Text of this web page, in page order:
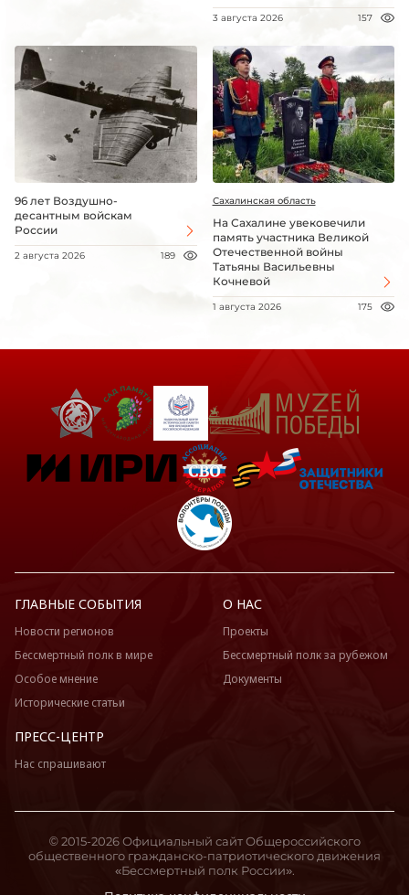
3 августа 2026 157
96 лет Воздушно-
десантным войскам
России
2 августа 2026 189
Сахалинская область
На Сахалине увековечили
память участника Великой
Отечественной войны
Татьяны Васильевны
Кочневой
1 августа 2026 175
ГЛАВНЫЕ СОБЫТИЯ
Новости регионов
Бессмертный полк в мире
Особое мнение
Исторические статьи
О НАС
Проекты
Бессмертный полк за рубежом
Документы
ПРЕСС-ЦЕНТР
Нас спрашивают
© 2015-2026 Официальный сайт Общероссийского
общественного гражданско-патриотического движения
«Бессмертный полк России».